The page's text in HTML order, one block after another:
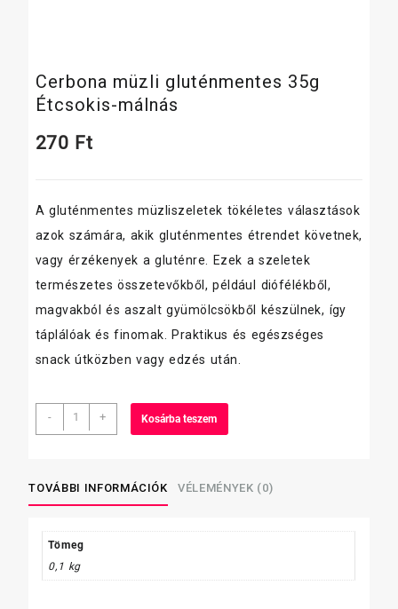
Cerbona müzli gluténmentes 35g
Étcsokis-málnás
270 Ft
A gluténmentes müzliszeletek tökéletes választások
azok számára, akik gluténmentes étrendet követnek,
vagy érzékenyek a gluténre. Ezek a szeletek
természetes összetevőkből, például diófélékből,
magvakból és aszalt gyümölcsökből készülnek, így
táplálóak és finomak. Praktikus és egészséges
snack útközben vagy edzés után.
-
Cerbona
müzli
Étcsokis-
málnás
+ Kosárba teszem
TOVÁBBI INFORMÁCIÓK VÉLEMÉNYEK (0)
Tömeg
0,1 kg